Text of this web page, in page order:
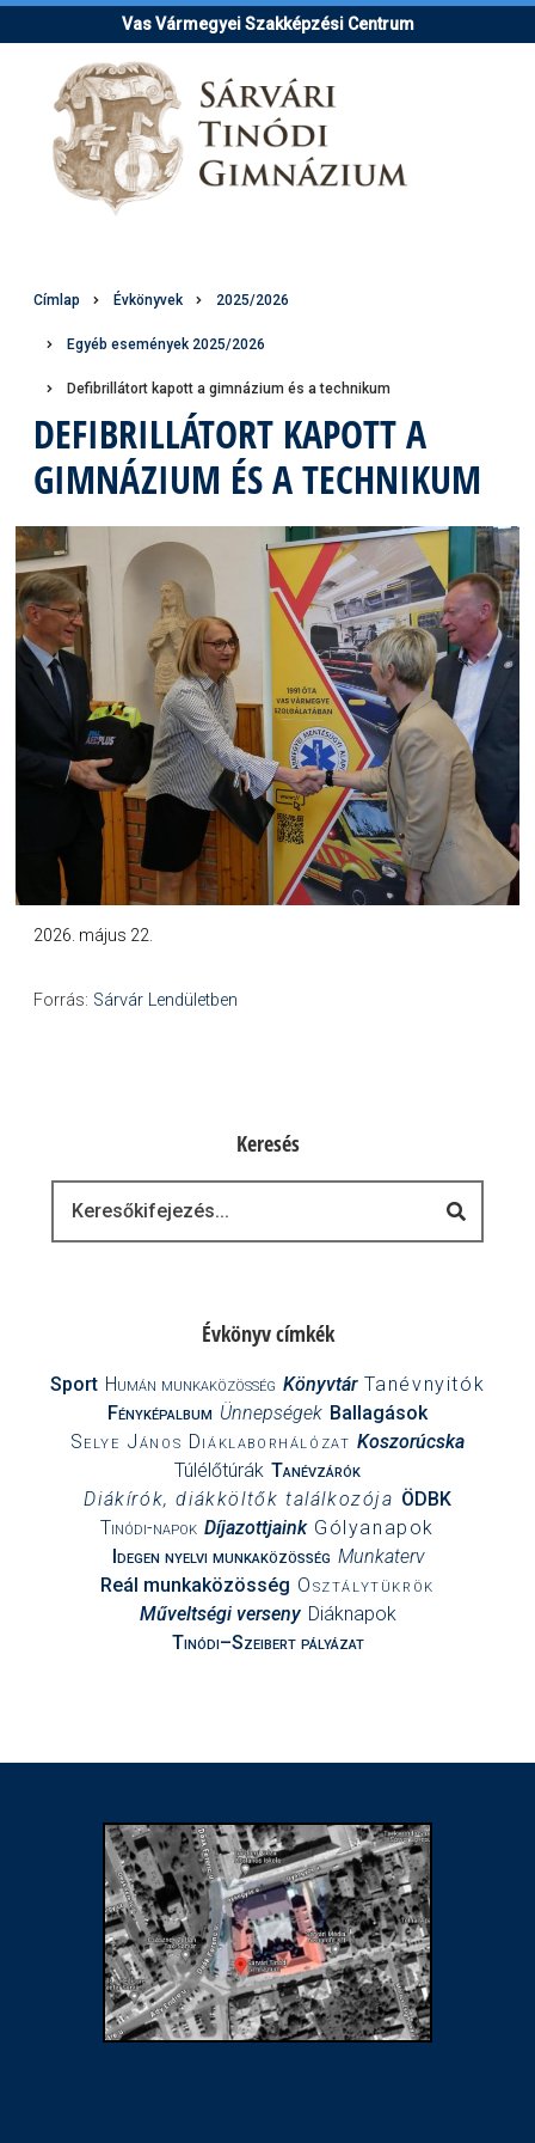
Ugrás
a
tartalomra
Vas Vármegyei Szakképzési Centrum
Morzsa
Címlap Évkönyvek 2025/2026
Egyéb események 2025/2026
Defibrillátort kapott a gimnázium és a technikum
DEFIBRILLÁTORT KAPOTT A
GIMNÁZIUM ÉS A TECHNIKUM
Forrás: Sárvár Lendületben
2026. május 22.
Keresés
Évkönyv címkék
Sport Humán munkaközösség Könyvtár Tanévnyitók
Fényképalbum Ünnepségek Ballagások
Selye János Diáklaborhálózat Koszorúcska
Túlélőtúrák Tanévzárók
Diákírók, diákköltők találkozója ÖDBK
Tinódi-napok Díjazottjaink Gólyanapok
Idegen nyelvi munkaközösség Munkaterv
Reál munkaközösség Osztálytükrök
Műveltségi verseny Diáknapok
Tinódi–Szeibert pályázat